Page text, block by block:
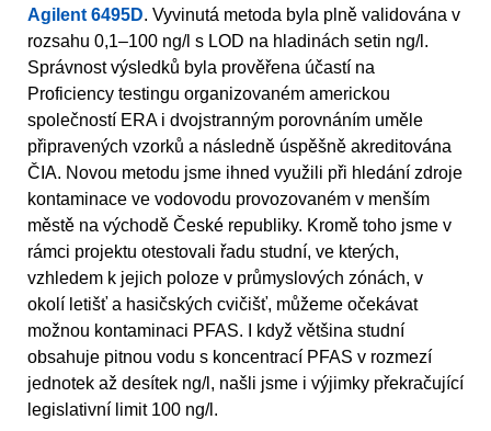
Agilent 6495D. Vyvinutá metoda byla plně validována v
rozsahu 0,1–100 ng/l s LOD na hladinách setin ng/l.
Správnost výsledků byla prověřena účastí na
Proficiency testingu organizovaném americkou
společností ERA i dvojstranným porovnáním uměle
připravených vzorků a následně úspěšně akreditována
ČIA. Novou metodu jsme ihned využili při hledání zdroje
kontaminace ve vodovodu provozovaném v menším
městě na východě České republiky. Kromě toho jsme v
rámci projektu otestovali řadu studní, ve kterých,
vzhledem k jejich poloze v průmyslových zónách, v
okolí letišť a hasičských cvičišť, můžeme očekávat
možnou kontaminaci PFAS. I když většina studní
obsahuje pitnou vodu s koncentrací PFAS v rozmezí
jednotek až desítek ng/l, našli jsme i výjimky překračující
legislativní limit 100 ng/l.